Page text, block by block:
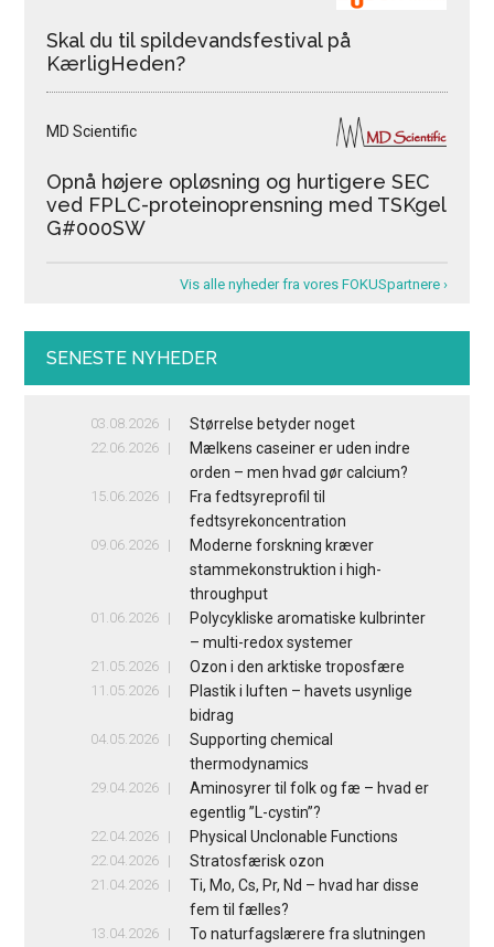
Skal du til spildevandsfestival på
KærligHeden?
MD Scientific
Opnå højere opløsning og hurtigere SEC
ved FPLC-proteinoprensning med TSKgel
G#000SW
Vis alle nyheder fra vores FOKUSpartnere ›
SENESTE NYHEDER
03.08.2026 Størrelse betyder noget
22.06.2026
Mælkens caseiner er uden indre
orden – men hvad gør calcium?
15.06.2026
Fra fedtsyreprofil til
fedtsyrekoncentration
09.06.2026
Moderne forskning kræver
stammekonstruktion i high-
throughput
01.06.2026
Polycykliske aromatiske kulbrinter
– multi-redox systemer
21.05.2026 Ozon i den arktiske troposfære
11.05.2026
Plastik i luften – havets usynlige
bidrag
04.05.2026
Supporting chemical
thermodynamics
29.04.2026
Aminosyrer til folk og fæ – hvad er
egentlig ”L-cystin”?
22.04.2026 Physical Unclonable Functions
22.04.2026 Stratosfærisk ozon
21.04.2026
Ti, Mo, Cs, Pr, Nd – hvad har disse
fem til fælles?
13.04.2026
To naturfagslærere fra slutningen